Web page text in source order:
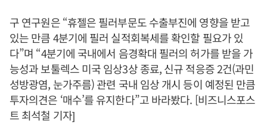
구 연구원은 “휴젤은 필러부문도 수출부진에 영향을 받고
있는 만큼 4분기에 필러 실적회복세를 확인할 필요가 있
다”며 “4분기에 국내에서 음경확대 필러의 허가를 받을 가
능성과 보툴렉스 미국 임상3상 종료, 신규 적응증 2건(과민
성방광염, 눈가주름) 관련 국내 임상 개시 등이 예정된 만큼
투자의견은 ‘매수’를 유지한다”고 바라봤다. [비즈니스포스
트 최석철 기자]